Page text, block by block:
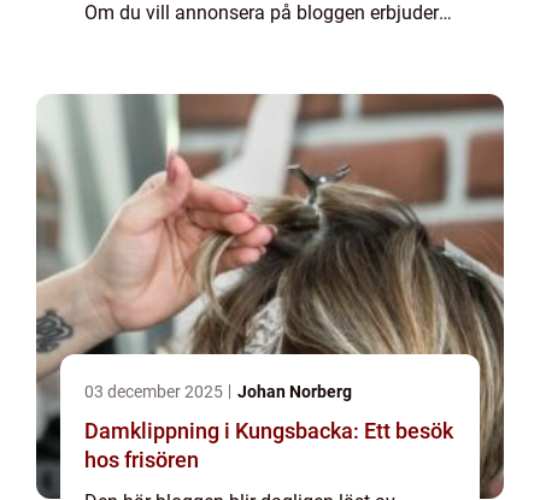
Om du vill annonsera på bloggen erbjuder
redaktionen så...
03 december 2025 Johan Norberg
Damklippning i Kungsbacka: Ett besök
hos frisören